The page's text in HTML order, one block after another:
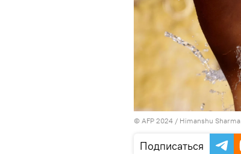
© AFP 2024 / Himanshu Sharma
Подписаться